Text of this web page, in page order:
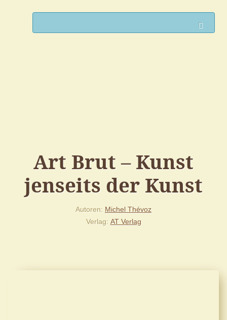
Art Brut – Kunst
jenseits der Kunst
Autoren Michel Thévoz
Verlag AT Verlag